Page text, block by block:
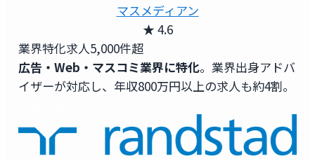
マスメディアン
★ 4.6
業界特化求人5,000件超
広告・Web・マスコミ業界に特化。業界出身アドバ
イザーが対応し、年収800万円以上の求人も約4割。